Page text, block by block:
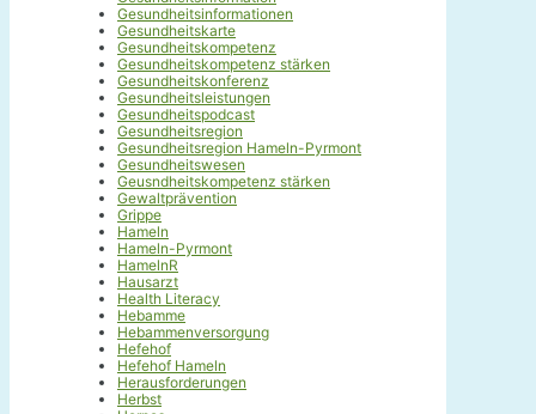
Gesundheitsinformationen
Gesundheitskarte
Gesundheitskompetenz
Gesundheitskompetenz stärken
Gesundheitskonferenz
Gesundheitsleistungen
Gesundheitspodcast
Gesundheitsregion
Gesundheitsregion Hameln-Pyrmont
Gesundheitswesen
Geusndheitskompetenz stärken
Gewaltprävention
Grippe
Hameln
Hameln-Pyrmont
HamelnR
Hausarzt
Health Literacy
Hebamme
Hebammenversorgung
Hefehof
Hefehof Hameln
Herausforderungen
Herbst